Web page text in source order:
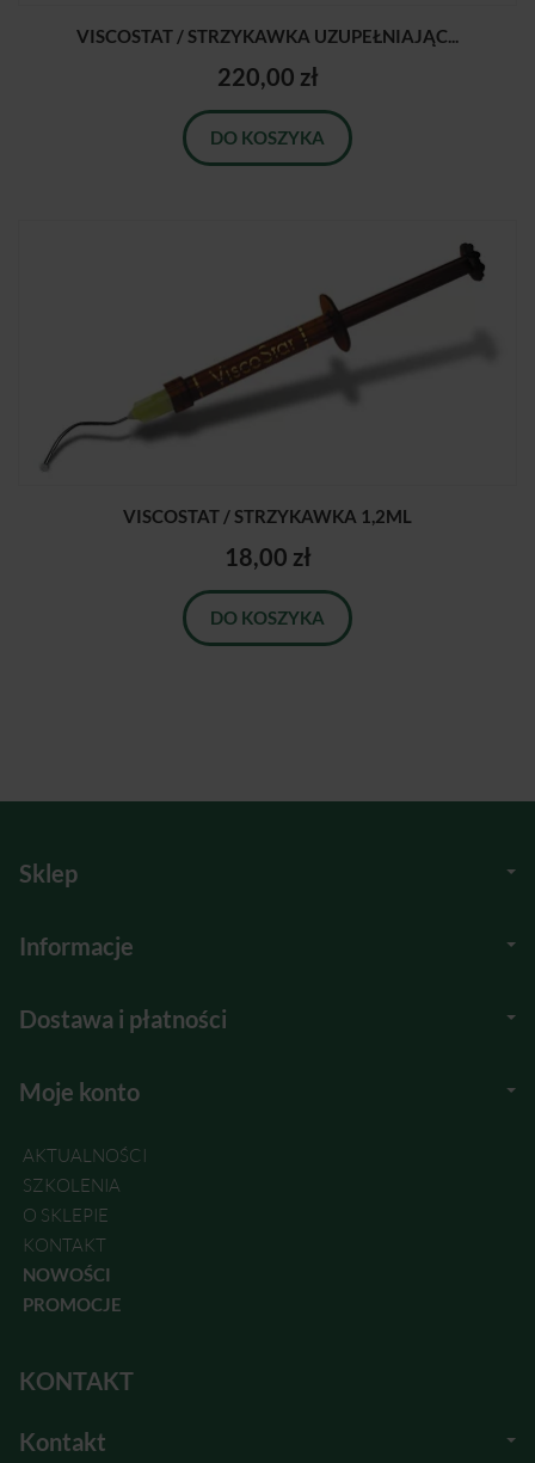
VISCOSTAT / STRZYKAWKA UZUPEŁNIAJĄC...
220,00 zł
DO KOSZYKA
VISCOSTAT / STRZYKAWKA 1,2ML
18,00 zł
DO KOSZYKA
Sklep
Informacje
Dostawa i płatności
Moje konto
AKTUALNOŚCI
SZKOLENIA
O SKLEPIE
KONTAKT
NOWOŚCI
PROMOCJE
KONTAKT
Kontakt